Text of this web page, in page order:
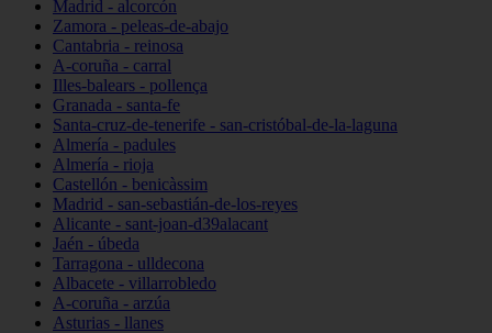
Madrid - alcorcón
Zamora - peleas-de-abajo
Cantabria - reinosa
A-coruña - carral
Illes-balears - pollença
Granada - santa-fe
Santa-cruz-de-tenerife - san-cristóbal-de-la-laguna
Almería - padules
Almería - rioja
Castellón - benicàssim
Madrid - san-sebastián-de-los-reyes
Alicante - sant-joan-d39alacant
Jaén - úbeda
Tarragona - ulldecona
Albacete - villarrobledo
A-coruña - arzúa
Asturias - llanes